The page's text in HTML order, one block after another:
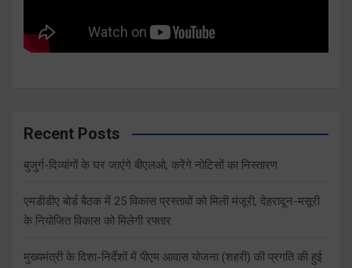
Recent Posts
बुजुर्ग-दिव्यांगों के घर जाएंगे बीएलओ, करेंगे नोटिसों का निस्तारण
एमडीडीए बोर्ड बैठक में 25 विकास प्रस्तावों को मिली मंजूरी, देहरादून-मसूरी
के नियोजित विकास को मिलेगी रफ्तार
मुख्यमंत्री के दिशा-निर्देशों में पीएम आवास योजना (शहरी) की प्रगति की हुई